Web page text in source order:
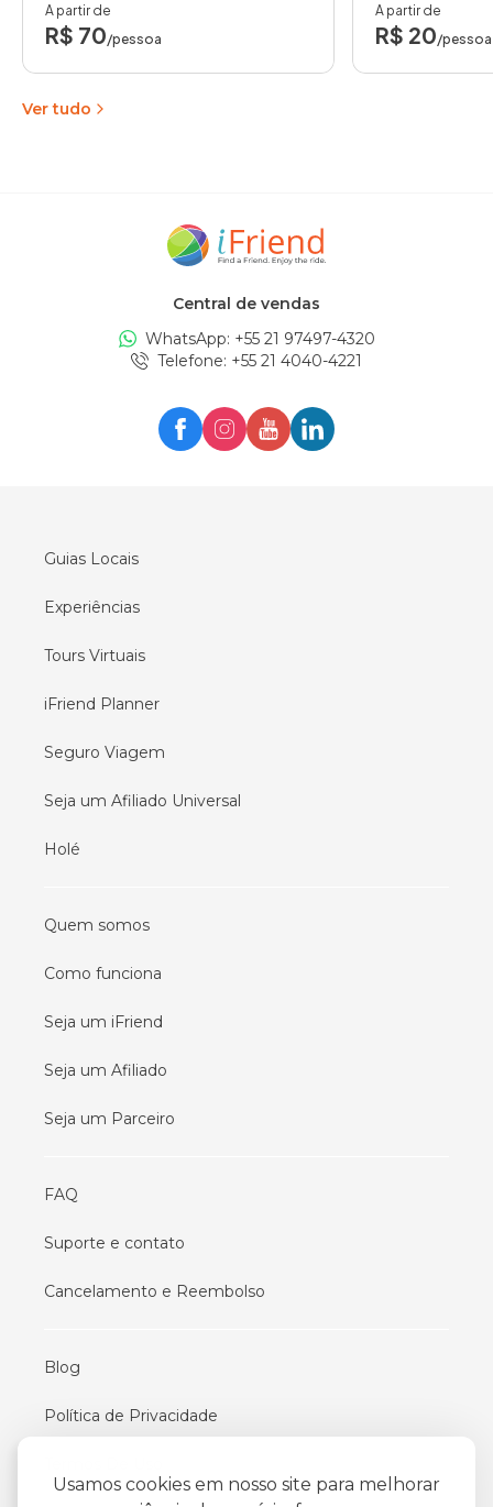
Usamos cookies em nosso site para melhorar
A partir de
R$ 70/pessoa
A partir de
R$ 20/pessoa
Ver tudo
Central de vendas
WhatsApp: +55 21 97497-4320
Telefone: +55 21 4040-4221
Guias Locais
Experiências
Tours Virtuais
iFriend Planner
Seguro Viagem
Seja um Afiliado Universal
Holé
Quem somos
Como funciona
Seja um iFriend
Seja um Afiliado
Seja um Parceiro
FAQ
Suporte e contato
Cancelamento e Reembolso
Blog
Política de Privacidade